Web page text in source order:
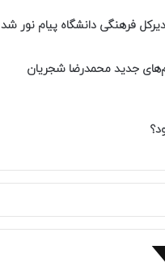
فرهنگی دانشگاه پیام نور شد
جدید محمدرضا شجریان